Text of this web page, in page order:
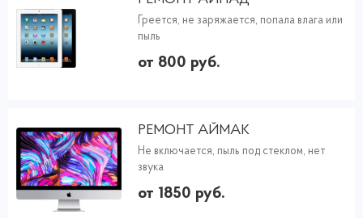
Греется, не заряжается, попала влага или
пыль
от 800 руб.
РЕМОНТ АЙМАК
Не включается, пыль под стеклом, нет
звука
от 1850 руб.